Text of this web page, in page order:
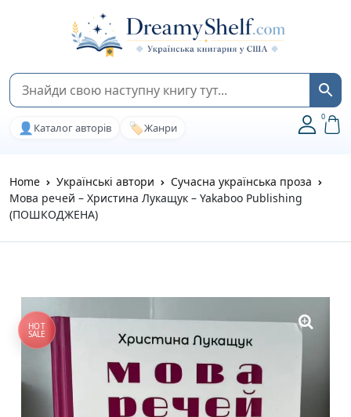
👤 Каталог авторів 🏷️Жанри
0
Home Українські автори
Сучасна українська проза
Мова речей – Христина Лукащук – Yakaboo Publishing
(ПОШКОДЖЕНА)
HOT
SALE